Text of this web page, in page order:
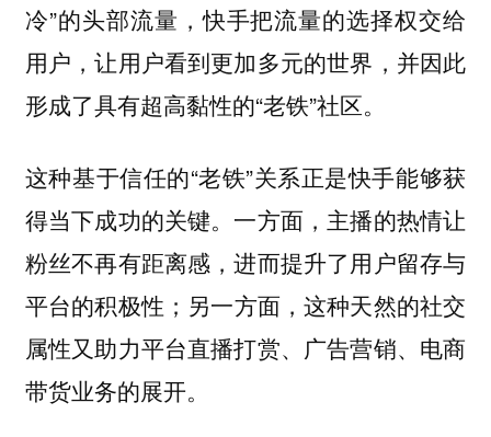
冷”的头部流量，快手把流量的选择权交给
用户，让用户看到更加多元的世界，并因此
形成了具有超高黏性的“老铁”社区。
这种基于信任的“老铁”关系正是快手能够获
得当下成功的关键。一方面，主播的热情让
粉丝不再有距离感，进而提升了用户留存与
平台的积极性；另一方面，这种天然的社交
属性又助力平台直播打赏、广告营销、电商
带货业务的展开。